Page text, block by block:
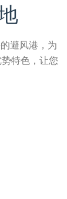
避风港，为
特色，让您